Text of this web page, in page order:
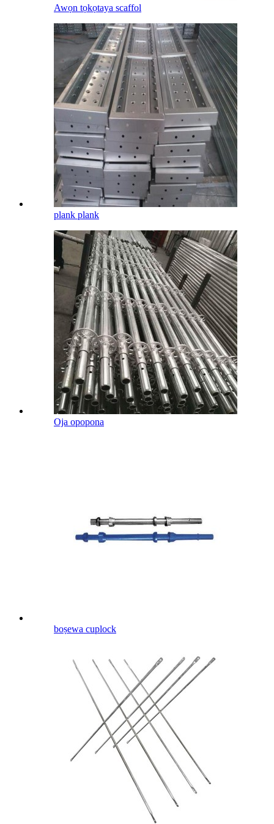
Awọn tọkọtaya scaffol
plank plank
Oja opopona
boṣewa cuplock